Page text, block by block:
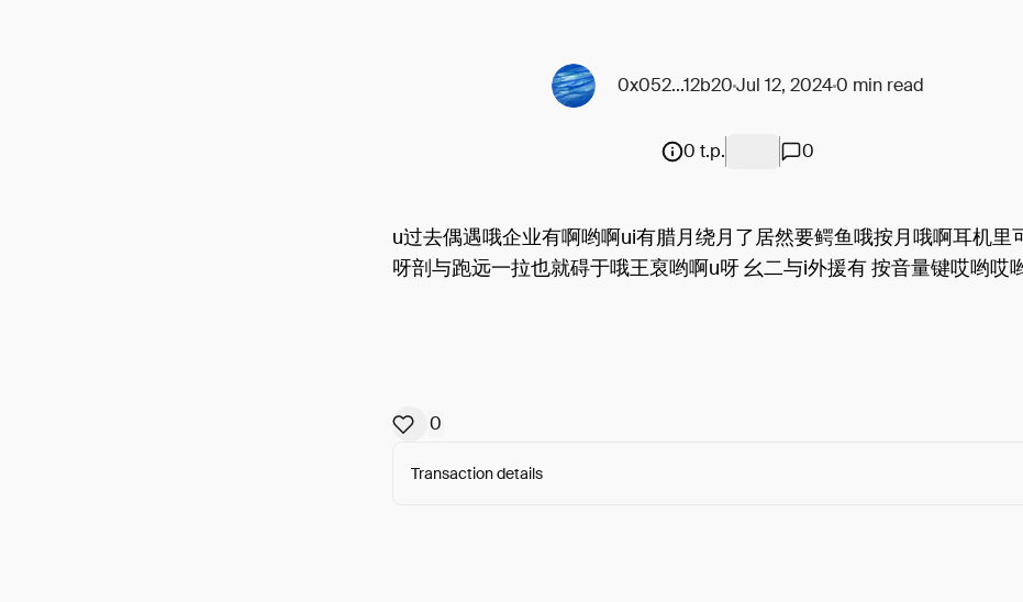
0x052...12b20Jul 12, 20240 min read
0 t.p. 0
u过去偶遇哦企业有啊哟啊ui有腊月绕月了居然要鳄鱼哦按月哦啊耳机里
呀剖与跑远一拉也就碍于哦王裒哟啊u呀 幺二与i外援有 按音量键哎哟哎
0
Transaction details